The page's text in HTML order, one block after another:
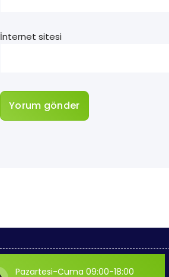
İnternet sitesi
Pazartesi-Cuma 09:00-18:00